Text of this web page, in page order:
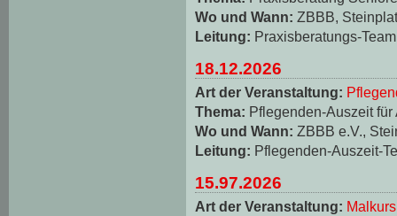
Wo und Wann: ZBBB,
Leitung: Praxisberatungs-Team
18.12.2026
Art der Veranstaltung:
Thema: Pflegenden-Auszeit
Wo und Wann: ZBBB e.V.,
Leitung: Pflegenden-Auszeit-
15.97.2026
Art der Veranstaltung: Malkurs